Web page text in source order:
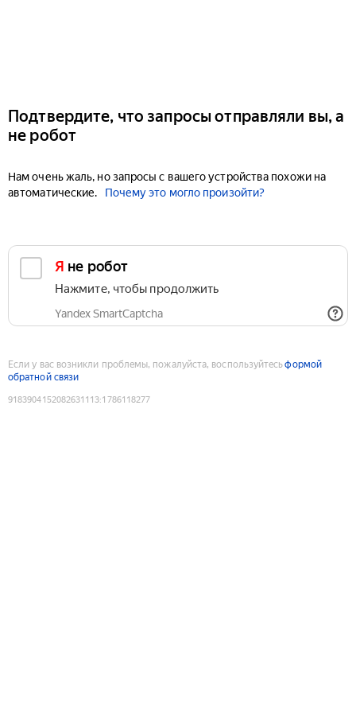
Подтвердите, что запросы отправляли вы, а
не робот
Нам очень жаль, но запросы с вашего устройства похожи на
автоматические.
Почему это могло произойти?
Я не робот
Нажмите, чтобы продолжить
Yandex SmartCaptcha
Если у вас возникли проблемы, пожалуйста, воспользуйтесьформой
обратной связи
9183904152082631113:1786118277